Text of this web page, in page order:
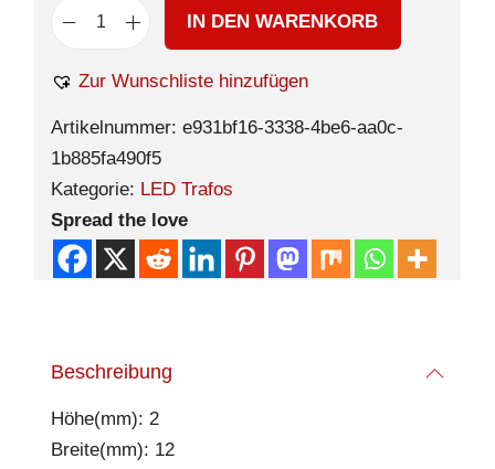
IN DEN WARENKORB
Zur Wunschliste hinzufügen
Artikelnummer: e931bf16-3338-4be6-aa0c-
1b885fa490f5
Kategorie: LED Trafos
Spread the love
Beschreibung
Höhe(mm): 2
Breite(mm): 12